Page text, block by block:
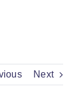
Next